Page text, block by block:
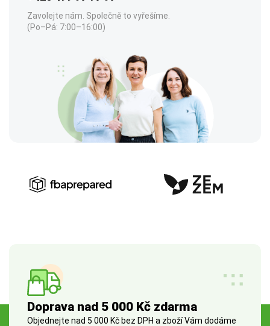
Zavolejte nám. Společně to vyřešíme.
(Po–Pá: 7:00–16:00)
Doprava nad 5 000 Kč zdarma
Objednejte nad 5 000 Kč bez DPH a zboží Vám dodáme